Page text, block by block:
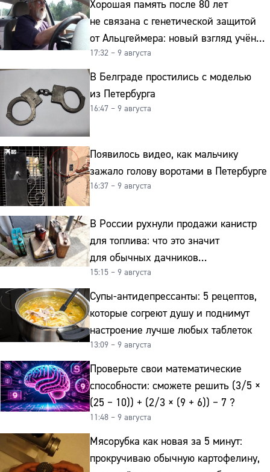
Хорошая память после 80 лет
не связана с генетической защитой
от Альцгеймера: новый взгляд учёных
на старение мозга
17:32 – 9 августа
В Белграде простились с моделью
из Петербурга
16:47 – 9 августа
Появилось видео, как мальчику
зажало голову воротами в Петербурге
16:37 – 9 августа
В России рухнули продажи канистр
для топлива: что это значит
для обычных дачников
и автомобилистов
15:15 – 9 августа
Супы-антидепрессанты: 5 рецептов,
которые согреют душу и поднимут
настроение лучше любых таблеток
13:09 – 9 августа
Проверьте свои математические
способности: сможете решить (3/5 ×
(25 − 10)) + (2/3 × (9 + 6)) − 7 ?
11:48 – 9 августа
Мясорубка как новая за 5 минут:
прокручиваю обычную картофелину,